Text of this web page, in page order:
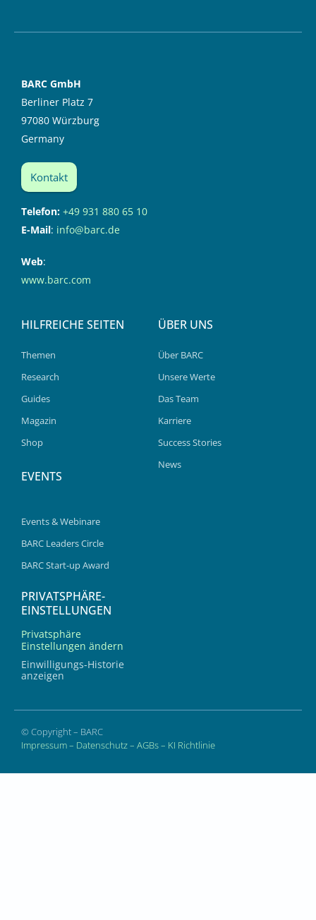
BARC GmbH
Berliner Platz 7
97080 Würzburg
Germany
Kontakt
Telefon: +49 931 880 65 10
E-Mail: info@barc.de
Web:
www.barc.com
HILFREICHE SEITEN
Themen
Research
Guides
Magazin
Shop
EVENTS
Events & Webinare
BARC Leaders Circle
BARC Start-up Award
ÜBER UNS
Über BARC
Unsere Werte
Das Team
Karriere
Success Stories
News
PRIVATSPHÄRE-
EINSTELLUNGEN
Privatsphäre
Einstellungen ändern
Einwilligungs-Historie
anzeigen
© Copyright – BARC
Impressum– Datenschutz– AGBs– KI Richtlinie